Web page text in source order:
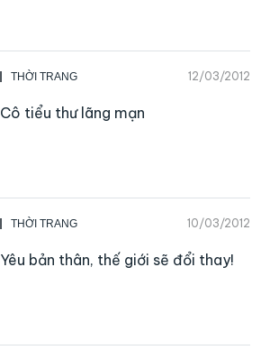
THỜI TRANG 12/03/2012
Cô tiểu thư lãng mạn
THỜI TRANG 10/03/2012
Yêu bản thân, thế giới sẽ đổi thay!